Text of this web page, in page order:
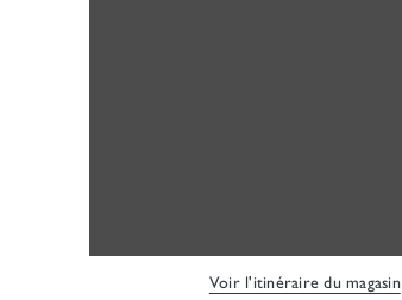
Voir l'itinéraire du magasin